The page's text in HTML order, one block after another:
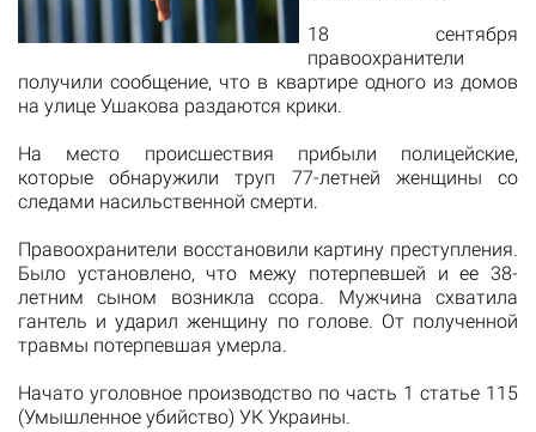
18 сентября
правоохранители
получили сообщение, что в квартире одного из домов
на улице Ушакова раздаются крики.
На место происшествия прибыли полицейские,
которые обнаружили труп 77-летней женщины со
следами насильственной смерти.
Правоохранители восстановили картину преступления.
Было установлено, что межу потерпевшей и ее 38-
летним сыном возникла ссора. Мужчина схватила
гантель и ударил женщину по голове. От полученной
травмы потерпевшая умерла.
Начато уголовное производство по часть 1 статье 115
(Умышленное убийство) УК Украины.